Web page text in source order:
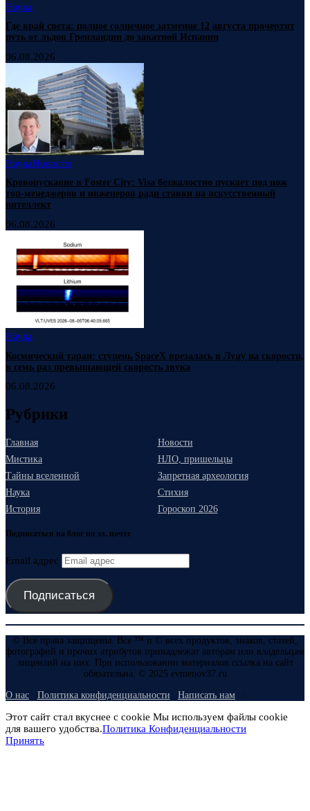
Наука
Где край света: полное солнечное затмение 12 августа прочертит
путь от льдов Гренландии до закатной Испании
06.08.2026
НаукаНовости
Кровопускание в Foster City: Visa безжалостно пускает под нож
топ-менеджеров и инженеров ради ставки на искусственный
интеллект
06.08.2026
Наука
Космический таран: ступень SpaceX врезалась в Луну на скорости,
в семь раз превышающей скорость звука
06.08.2026
Рубрики
Главная
Новости
Мистика
НЛО, пришельцы
Тайны вселенной
Запретная археология
Наука
Стихия
История
Гороскоп 2026
Подписаться на блог по эл. почте
Email адрес
Подписаться
© Все права защищены. Все ™ и © всех продуктов, знаков, статей,
фотографий и прочих атрибутов принадлежат авторам или владельцам
лицензий на них. При использовании материалов ссылка на сайт
обязательна. © 2025 evmenov37.ru
О нас Политика конфиденциальности Написать нам
Этот сайт стал вкуснее с cookie Мы используем файлы cookie
для вашего удобства.Политика Конфиденциальности
Принять